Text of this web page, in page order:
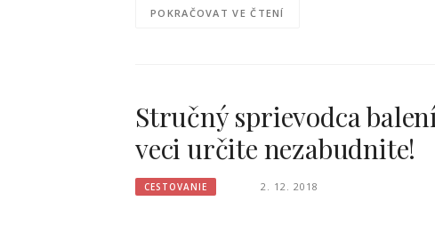
POKRAČOVAT VE ČTENÍ
Stručný sprievodca
veci určite nezabudnite!
CESTOVANIE 2. 12. 2018